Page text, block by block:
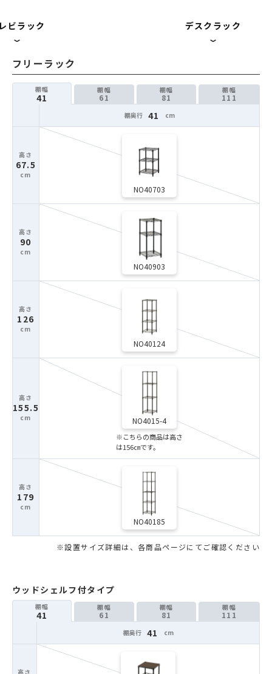
ビラック デスクラック
フリーラック
41 61 81 111
41
67.5
NO40703
90
NO40903
126
NO40124
155.5
NO4015-4
※こちらの商品は高さ
は156㎝です。
179
NO40185
ウッドシェルフ付タイプ
41 61 81 111
41